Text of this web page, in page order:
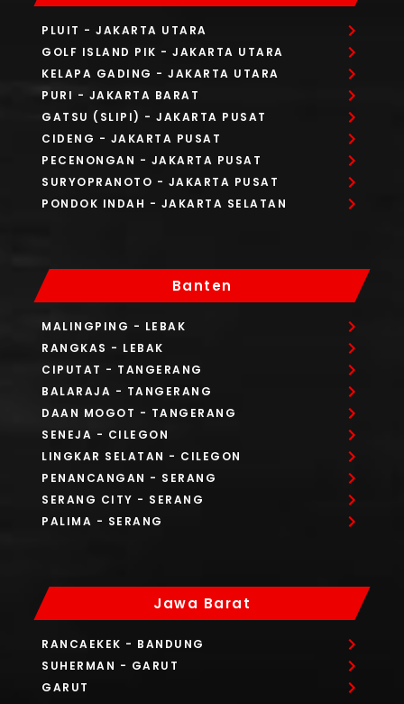
PLUIT - JAKARTA UTARA
GOLF ISLAND PIK - JAKARTA UTARA
KELAPA GADING - JAKARTA UTARA
PURI - JAKARTA BARAT
GATSU (SLIPI) - JAKARTA PUSAT
CIDENG - JAKARTA PUSAT
PECENONGAN - JAKARTA PUSAT
SURYOPRANOTO - JAKARTA PUSAT
PONDOK INDAH - JAKARTA SELATAN
Banten
MALINGPING - LEBAK
RANGKAS - LEBAK
CIPUTAT - TANGERANG
BALARAJA - TANGERANG
DAAN MOGOT - TANGERANG
SENEJA - CILEGON
LINGKAR SELATAN - CILEGON
PENANCANGAN - SERANG
SERANG CITY - SERANG
PALIMA - SERANG
Jawa Barat
RANCAEKEK - BANDUNG
SUHERMAN - GARUT
GARUT